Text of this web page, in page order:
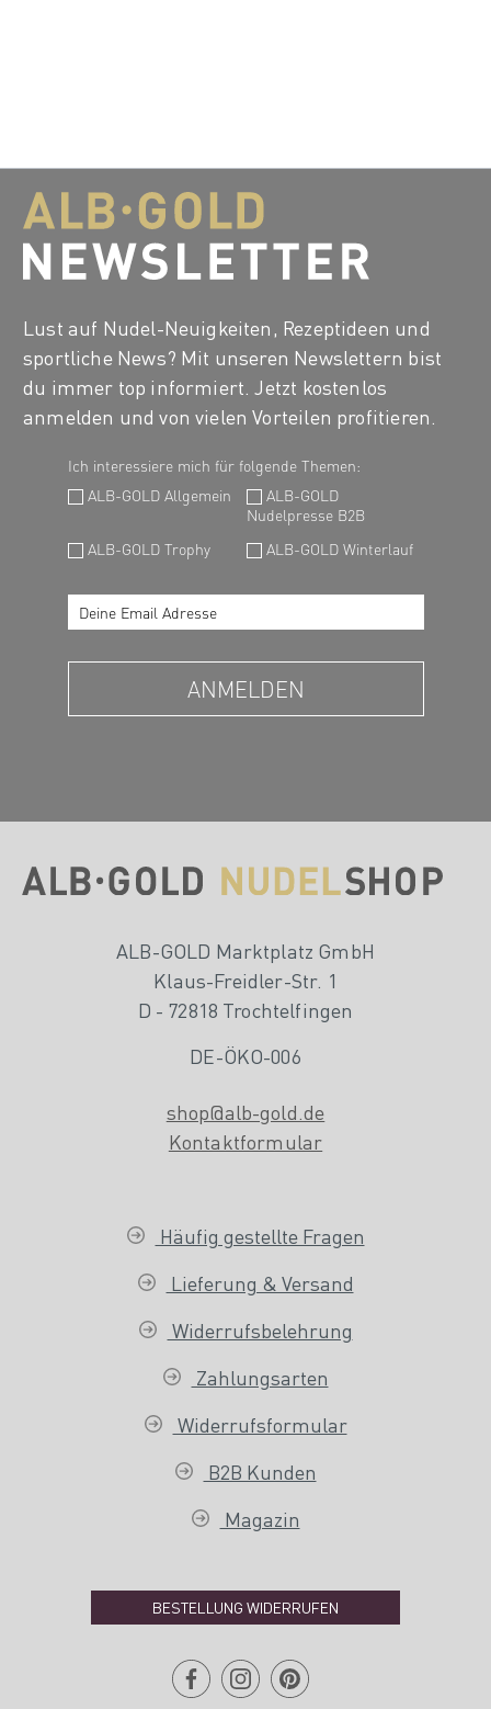
Lust auf Nudel-Neuigkeiten, Rezeptideen und
sportliche News? Mit unseren Newslettern bist
du immer top informiert. Jetzt kostenlos
anmelden und von vielen Vorteilen profitieren.
ALB-GOLD Marktplatz GmbH
Klaus-Freidler-Str. 1
D - 72818 Trochtelfingen
DE-ÖKO-006
shop@alb-gold.de
Kontaktformular
Häufig gestellte Fragen
Lieferung & Versand
Widerrufsbelehrung
Zahlungsarten
Widerrufsformular
B2B Kunden
Magazin
BESTELLUNG WIDERRUFEN